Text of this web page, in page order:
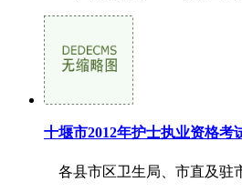
十堰市2012年护士执业资格考
各县市区卫生局、市直及驻